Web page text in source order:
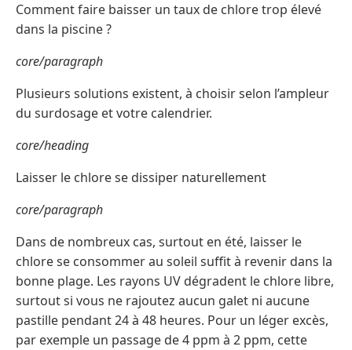
Comment faire baisser un taux de chlore trop élevé
dans la piscine ?
core/paragraph
Plusieurs solutions existent, à choisir selon l’ampleur
du surdosage et votre calendrier.
core/heading
Laisser le chlore se dissiper naturellement
core/paragraph
Dans de nombreux cas, surtout en été, laisser le
chlore se consommer au soleil suffit à revenir dans la
bonne plage. Les rayons UV dégradent le chlore libre,
surtout si vous ne rajoutez aucun galet ni aucune
pastille pendant 24 à 48 heures. Pour un léger excès,
par exemple un passage de 4 ppm à 2 ppm, cette